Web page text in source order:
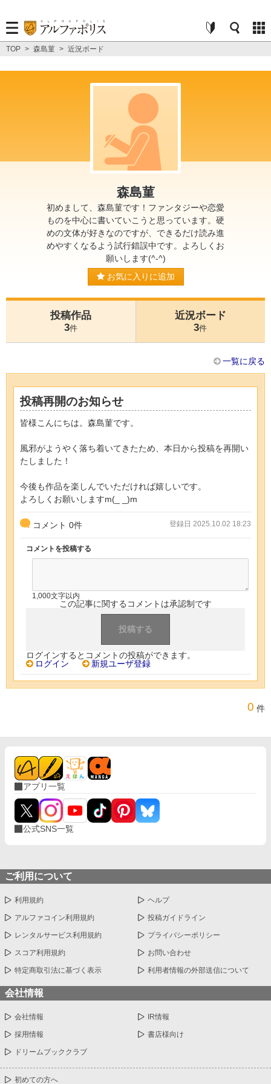
TOP > 森島菫 > 近況ボード
森島菫
初めまして、森島菫です！ファンタジーや恋愛
ものを中心に書いていこうと思っています。硬
めの文体が好きなのですが、できるだけ読み進
めやすくなるよう試行錯誤中です。よろしくお
願いします(^-^)
お気に入りに追加
投稿作品
3件
近況ボード
3件
一覧に戻る
投稿再開のお知らせ
皆様こんにちは。森島菫です。
風邪がようやく落ち着いてきたため、本日から投稿を再開い
たしました！
今後も作品を楽しんでいただければ嬉しいです。
よろしくお願いしますm(_ _)m
コメント 0件 登録日 2025.10.02 18:23
コメントを投稿する
1,000文字以内
この記事に関するコメントは承認制です
ログインするとコメントの投稿ができます。
ログイン
新規ユーザ登録
0 件
アプリ一覧
公式SNS一覧
ご利用について
利用規約 ヘルプ
アルファコイン利用規約 投稿ガイドライン
レンタルサービス利用規約 プライバシーポリシー
スコア利用規約 お問い合わせ
特定商取引法に基づく表示 利用者情報の外部送信について
会社情報
会社情報 IR情報
採用情報 書店様向け
ドリームブッククラブ
初めての方へ